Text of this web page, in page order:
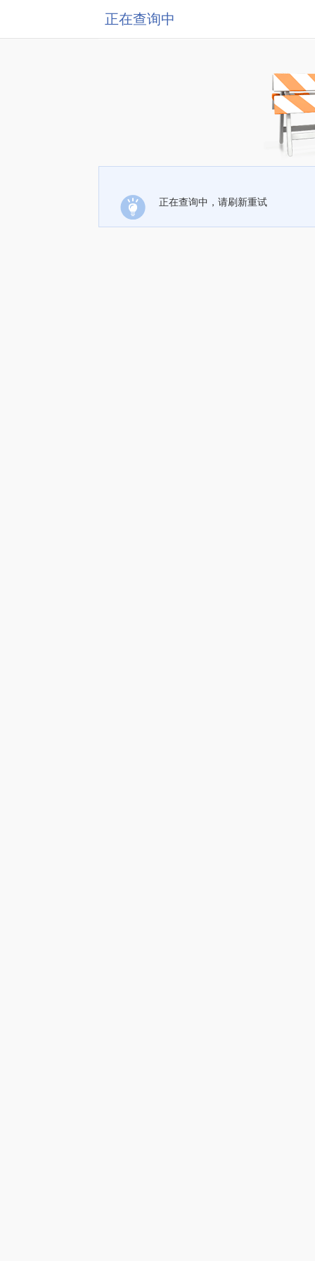
正在查询中
正在查询中，请刷新重试